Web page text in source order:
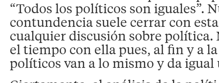
“Todos los políticos son iguales”.
contundencia suele cerrar con
cualquier discusión sobre política.
el tiempo con ella pues, al fin y a
políticos van a lo mismo y da igual